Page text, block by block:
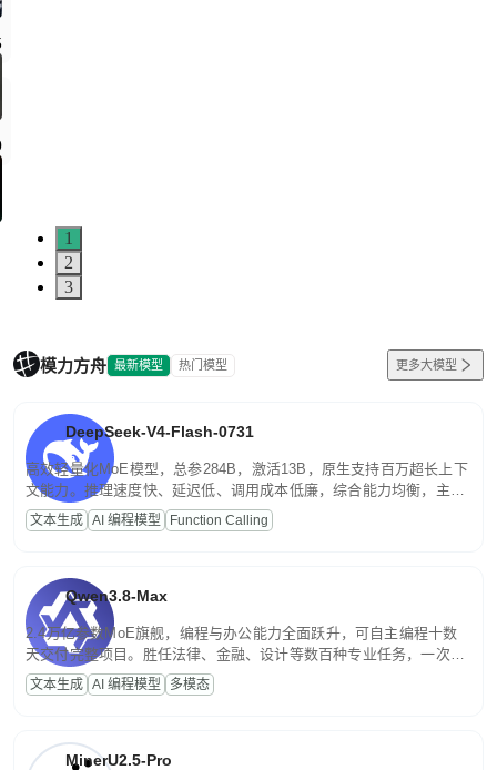
1
2
3
模力方舟 最新模型 热门模型 更多大模型
DeepSeek-V4-Flash-0731
高效轻量化MoE模型，总参284B，激活13B，原生支持百万超长上下
文能力。推理速度快、延迟低、调用成本低廉，综合能力均衡，主打
高并发、轻量化任务，适合日常对话、内容创作、基础 RAG、批量
文案处理等普惠刚需场景。
文本生成 AI 编程模型 Function Calling
Qwen3.8-Max
2.4万亿参数MoE旗舰，编程与办公能力全面跃升，可自主编程十数
天交付完整项目。胜任法律、金融、设计等数百种专业任务，一次对
话端到端交付生产级成果。原生视觉理解贯穿规划、执行与验证全流
程，支持超长文档与长视频的深度语义解析。长程任务中自主规划与
文本生成 AI 编程模型 多模态
MinerU2.5-Pro